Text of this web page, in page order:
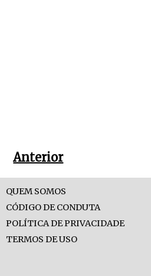
Anterior
QUEM SOMOS
CÓDIGO DE CONDUTA
POLÍTICA DE PRIVACIDADE
TERMOS DE USO